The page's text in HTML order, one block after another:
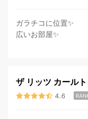
ガラチコに位置✨
広いお部屋✨
ザ リッツ カール
4.6